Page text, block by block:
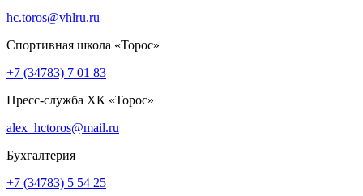
hc.toros@vhlru.ru
Спортивная школа «Торос»
+7 (34783) 7 01 83
Пресс-служба ХК «Торос»
alex_hctoros@mail.ru
Бухгалтерия
+7 (34783) 5 54 25